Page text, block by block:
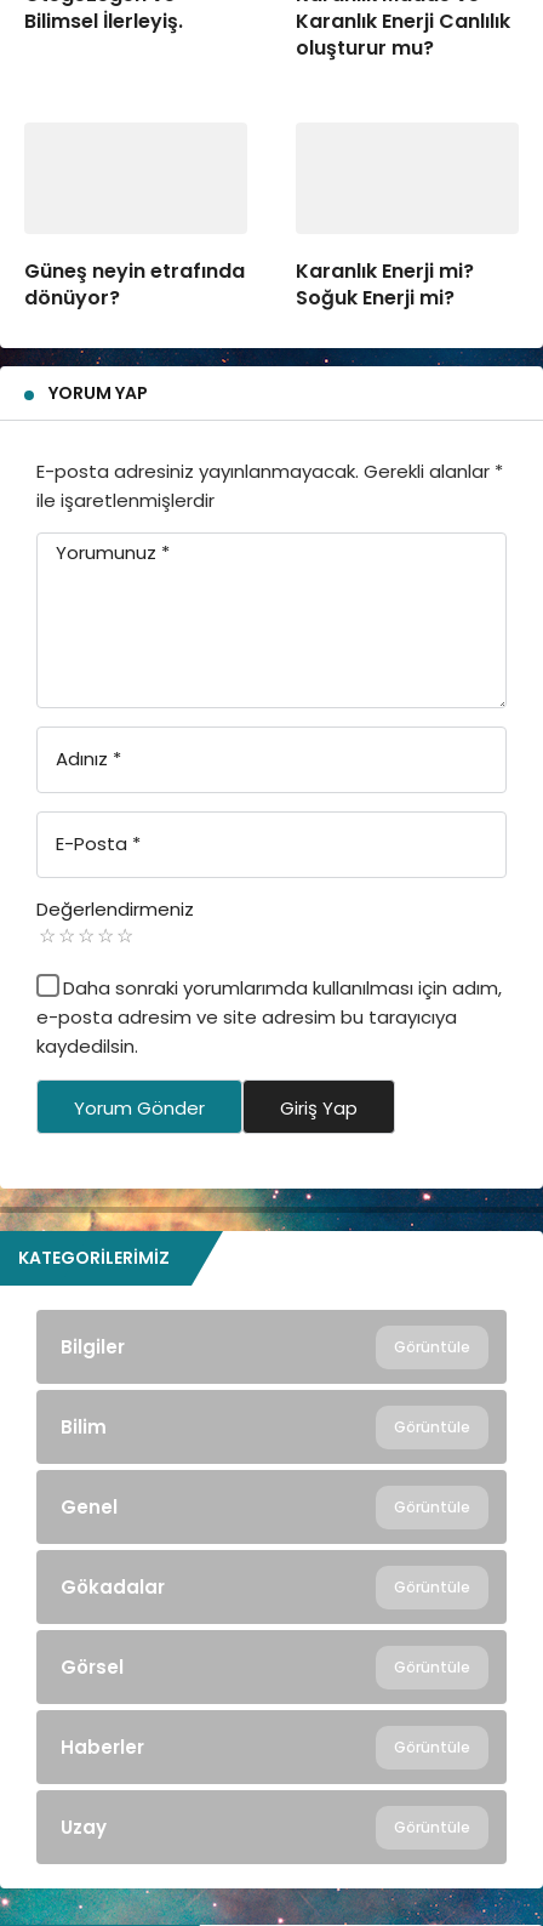
Bilimsel İlerleyiş.
Karanlık Enerji Canlılık
oluşturur mu?
Güneş neyin etrafında
dönüyor?
Karanlık Enerji mi?
Soğuk Enerji mi?
YORUM YAP
E-posta adresiniz yayınlanmayacak. Gerekli alanlar *
ile işaretlenmişlerdir
Yorumunuz *
Adınız *
E-Posta *
Değerlendirmeniz
Daha sonraki yorumlarımda kullanılması için adım,
e-posta adresim ve site adresim bu tarayıcıya
kaydedilsin.
Yorum Gönder Giriş Yap
KATEGORILERIMIZ
Bilgiler Görüntüle
Bilim Görüntüle
Genel Görüntüle
Gökadalar Görüntüle
Görsel Görüntüle
Haberler Görüntüle
Uzay Görüntüle